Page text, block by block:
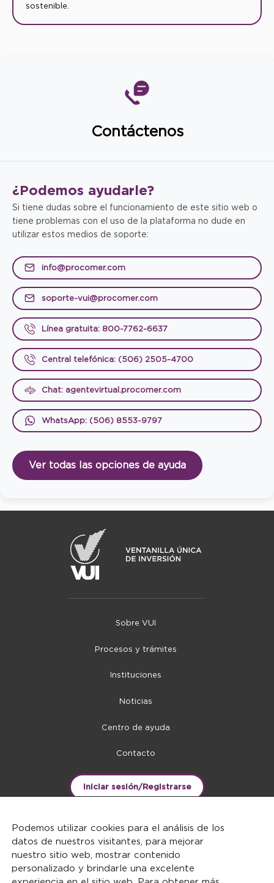
sostenible.
Contáctenos
¿Podemos ayudarle?
Si tiene dudas sobre el funcionamiento de este sitio web o
tiene problemas con el uso de la plataforma no dude en
utilizar estos medios de soporte:
info@procomer.com
soporte-vui@procomer.com
Línea gratuita: 800-7762-6637
Central telefónica: (506) 2505-4700
Chat: agentevirtual.procomer.com
WhatsApp: (506) 8553-9797
Ver todas las opciones de ayuda
Sobre VUI
Procesos y trámites
Instituciones
Noticias
Centro de ayuda
Contacto
Iniciar sesión/Registrarse
Podemos utilizar cookies para el análisis de los
datos de nuestros visitantes, para mejorar
nuestro sitio web, mostrar contenido
personalizado y brindarle una excelente